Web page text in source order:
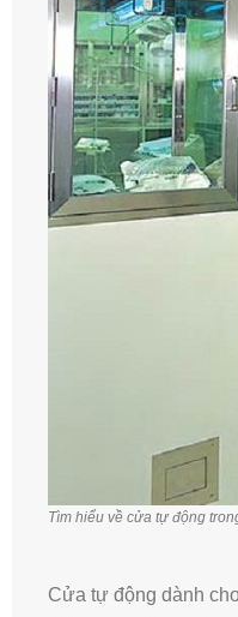
Tìm hiểu về cửa tự động
Cửa tự động dành